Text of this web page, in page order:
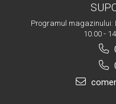
Programul magazinului:
10.00 -